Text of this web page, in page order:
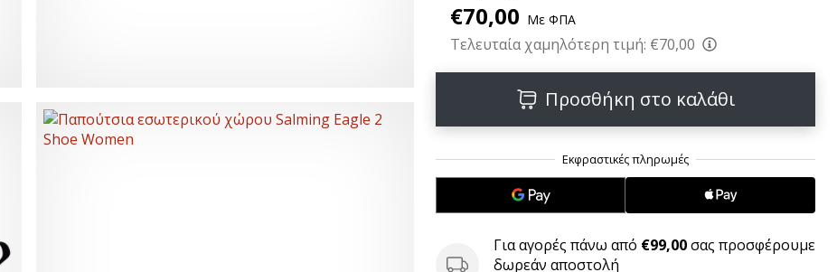
€70,00 Με ΦΠΑ
Τελευταία χαμηλότερη τιμή: €70,00
Προσθήκη στο καλάθι
Για αγορές πάνω από €99,00σας προσφέρουμε
δωρεάν αποστολή